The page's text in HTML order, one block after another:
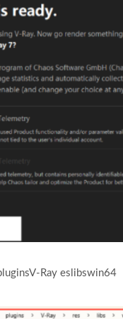
Ray eslibswin64